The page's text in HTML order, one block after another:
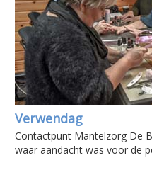
Verwendag
Contactpunt Mantelzorg De
waar aandacht was voor de